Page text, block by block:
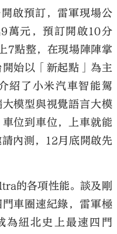
啟預訂，雷軍現場公
萬元，預訂開啟10分
7點整，在現場陣陣掌
始以「新起點」為主
紹了小米汽車智能駕
模型與視覺語言大模
位到車位，上車就能
內測，12月底開啟先
的各項性能。談及剛
車圈速紀錄，雷軍極
為紐北史上最速四門